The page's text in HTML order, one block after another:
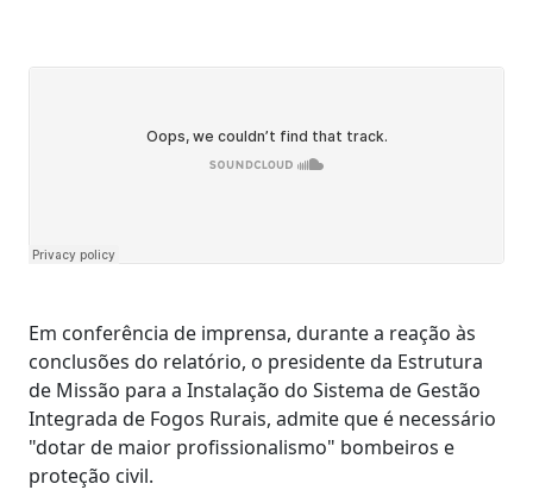
Em conferência de imprensa, durante a reação às
conclusões do relatório, o presidente da Estrutura
de Missão para a Instalação do Sistema de Gestão
Integrada de Fogos Rurais, admite que é necessário
"dotar de maior profissionalismo" bombeiros e
proteção civil.